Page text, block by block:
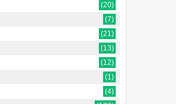
(20)
(7)
(21)
(13)
(12)
(1)
(4)